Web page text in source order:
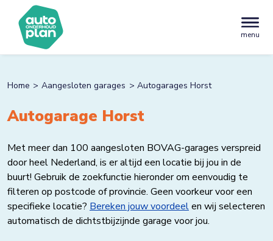
menu
Home Aangesloten garages Autogarages Horst
Autogarage Horst
Met meer dan 100 aangesloten BOVAG-garages verspreid
door heel Nederland, is er altijd een locatie bij jou in de
buurt! Gebruik de zoekfunctie hieronder om eenvoudig te
filteren op postcode of provincie. Geen voorkeur voor een
specifieke locatie? Bereken jouw voordeelen wij selecteren
automatisch de dichtstbijzijnde garage voor jou.